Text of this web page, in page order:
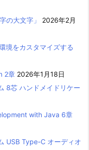
の大文字」
2026年2月
境をカスタマイズする
2章 2026年1月18日
8芯 ハンドメイドリケー
with Java 6章
USB Type-C オーディオ